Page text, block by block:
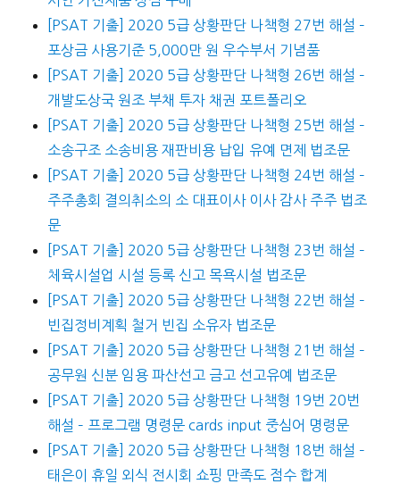
[PSAT 기출] 2020 5급 상황판단 나책형 27번 해설 –
포상금 사용기준 5,000만 원 우수부서 기념품
[PSAT 기출] 2020 5급 상황판단 나책형 26번 해설 –
개발도상국 원조 부채 투자 채권 포트폴리오
[PSAT 기출] 2020 5급 상황판단 나책형 25번 해설 –
소송구조 소송비용 재판비용 납입 유예 면제 법조문
[PSAT 기출] 2020 5급 상황판단 나책형 24번 해설 –
주주총회 결의취소의 소 대표이사 이사 감사 주주 법조
문
[PSAT 기출] 2020 5급 상황판단 나책형 23번 해설 –
체육시설업 시설 등록 신고 목욕시설 법조문
[PSAT 기출] 2020 5급 상황판단 나책형 22번 해설 –
빈집정비계획 철거 빈집 소유자 법조문
[PSAT 기출] 2020 5급 상황판단 나책형 21번 해설 –
공무원 신분 임용 파산선고 금고 선고유예 법조문
[PSAT 기출] 2020 5급 상황판단 나책형 19번 20번
해설 – 프로그램 명령문 cards input 중심어 명령문
[PSAT 기출] 2020 5급 상황판단 나책형 18번 해설 –
태은이 휴일 외식 전시회 쇼핑 만족도 점수 합계